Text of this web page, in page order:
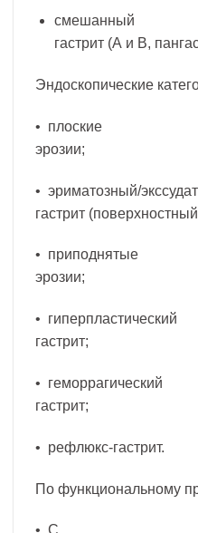
смешанный
гастрит (А и В,
Эндоскопические
• плоские
эрозии;
• эриматозный/
гастрит (поверхностный
• приподнятые
эрозии;
• гиперпластический
гастрит;
• геморрагический
гастрит;
• рефлюкс-гастрит.
По функциональному